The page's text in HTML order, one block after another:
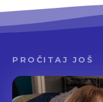
PROČITAJ JOŠ